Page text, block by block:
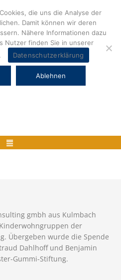
Beratung und
Menü
gmbh aus Kulmbach
der
Übergeben wurde die Spende
Dahlhoff und Benjamin
Gummi-Stiftung.
die uns die Analyse der
Damit können wir deren
Nähere Informationen dazu
Nutzer finden Sie in unserer
Datenschutzerklärung
Ablehnen